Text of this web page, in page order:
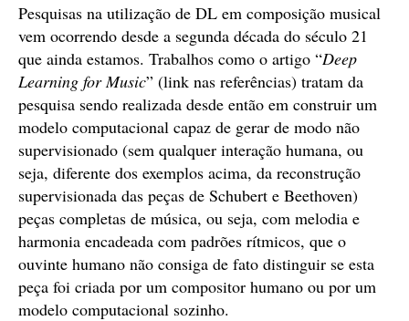
Pesquisas na utilização de DL em composição musical
vem ocorrendo desde a segunda década do século 21
que ainda estamos. Trabalhos como o artigo “Deep
Learning for Music” (link nas referências) tratam da
pesquisa sendo realizada desde então em construir um
modelo computacional capaz de gerar de modo não
supervisionado (sem qualquer interação humana, ou
seja, diferente dos exemplos acima, da reconstrução
supervisionada das peças de Schubert e Beethoven)
peças completas de música, ou seja, com melodia e
harmonia encadeada com padrões rítmicos, que o
ouvinte humano não consiga de fato distinguir se esta
peça foi criada por um compositor humano ou por um
modelo computacional sozinho.